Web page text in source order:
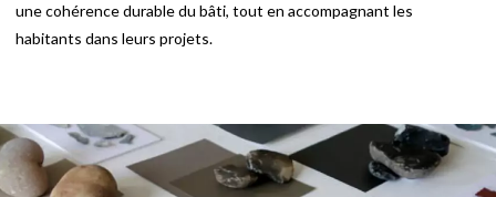
une cohérence durable du bâti, tout en accompagnant les
habitants dans leurs projets.